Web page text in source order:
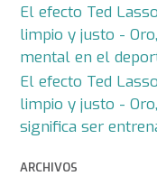
El efecto Ted
limpio y justo -
mental en el
El efecto Ted
limpio y justo -
significa ser
ARCHIVOS